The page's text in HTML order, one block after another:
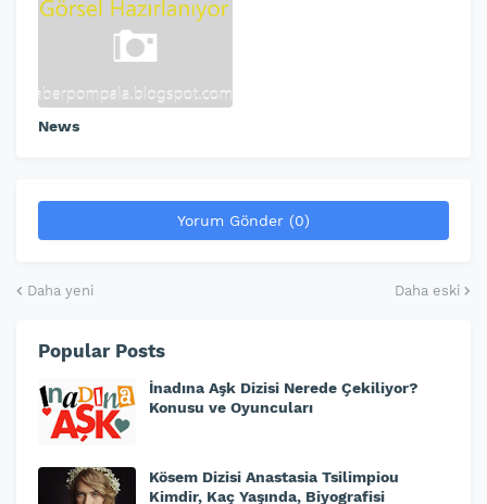
News
Yorum Gönder (0)
Daha yeni Daha eski
Popular Posts
İnadına Aşk Dizisi Nerede Çekiliyor?
Konusu ve Oyuncuları
Kösem Dizisi Anastasia Tsilimpiou
Kimdir, Kaç Yaşında, Biyografisi